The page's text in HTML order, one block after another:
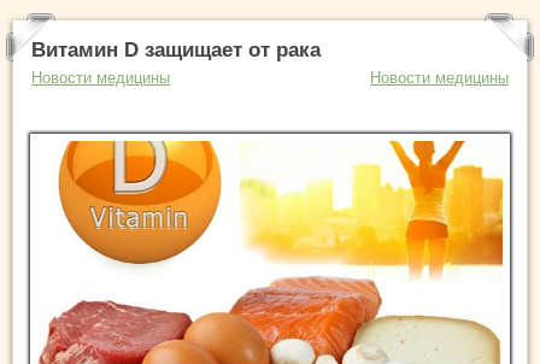
Витамин D защищает от рака
Новости медицины Новости медицины